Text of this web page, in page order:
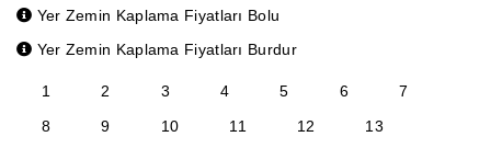
Yer Zemin Kaplama Fiyatları Bolu
Yer Zemin Kaplama Fiyatları Burdur
1 2 3 4 5 6
7
8
9 10 11 12
13